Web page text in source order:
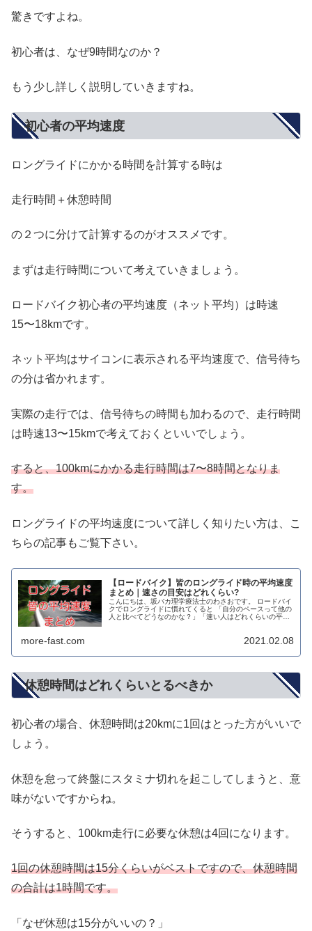
驚きですよね。
初心者は、なぜ9時間なのか？
もう少し詳しく説明していきますね。
初心者の平均速度
ロングライドにかかる時間を計算する時は
走行時間＋休憩時間
の２つに分けて計算するのがオススメです。
まずは走行時間について考えていきましょう。
ロードバイク初心者の平均速度（ネット平均）は時速
15〜18kmです。
ネット平均はサイコンに表示される平均速度で、信号待ち
の分は省かれます。
実際の走行では、信号待ちの時間も加わるので、走行時間
は時速13〜15kmで考えておくといいでしょう。
すると、100kmにかかる走行時間は7〜8時間となりま
す。
ロングライドの平均速度について詳しく知りたい方は、こ
ちらの記事もご覧下さい。
【ロードバイク】皆のロングライド時の平均速度
まとめ｜速さの目安はどれくらい?
こんにちは、坂バカ理学療法士のわさおです。 ロードバイ
クでロングライドに慣れてくると 「自分のペースって他の
人と比べてどうなのかな？」「速い人はどれくらいの平均
more-fast.com 2021.02.08
休憩時間はどれくらいとるべきか
初心者の場合、休憩時間は20kmに1回はとった方がいいで
しょう。
休憩を怠って終盤にスタミナ切れを起こしてしまうと、意
味がないですからね。
そうすると、100km走行に必要な休憩は4回になります。
1回の休憩時間は15分くらいがベストですので、休憩時間
の合計は1時間です。
「なぜ休憩は15分がいいの？」